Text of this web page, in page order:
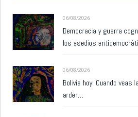
06/08/2026
Democracia y guerra
los asedios
06/08/2026
Bolivia hoy: Cuando veas
arder…